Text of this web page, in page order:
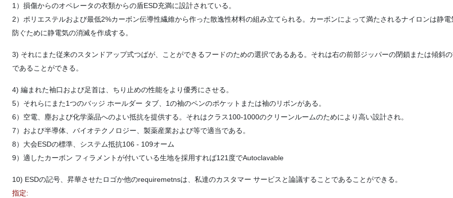
1）損傷からのオペレータの衣類からの盾ESD充満に設計されている。
2）ポリエステルおよび最低2%カーボン伝導性繊維から作った散逸性材料の組み立てられる。カーボンによって満たされるナイロンは静電
防ぐために静電気の消滅を作成する。
3) それにまた従来のスタンドアップ式つばが、ことができるフードのための選択であるある。それは右の前部ジッパーの閉鎖または傾斜
であることができる。
4) 編まれた袖口および足首は、ちり止めの性能をより優秀にさせる。
5）それらにまた1つのバッジ ホールダー タブ、1の袖のペンのポケットまたは袖のリボンがある。
6）空電、塵および化学薬品へのよい抵抗を提供する。それはクラス100-1000のクリーンルームのためにより高い設計され。
7）および半導体、バイオテクノロジー、製薬産業および等で適当である。
8）大会ESDの標準、システム抵抗106 - 109オーム
9）適したカーボン フィラメントが付いている生地を採用すれば121度でAutoclavable
10) ESDの記号、昇華させたロゴか他のrequiremetnsは、私達のカスタマー サービスと論議することであることができる。
指定: